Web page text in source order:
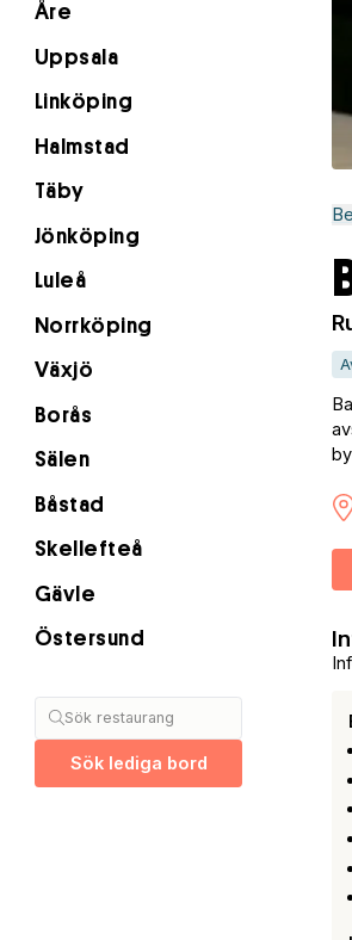
Åre
Uppsala
Linköping
Halmstad
Täby
Jönköping
Luleå
Norrköping
Växjö
Borås
Sälen
Båstad
Skellefteå
Gävle
Östersund
Sök restaurang
Sök lediga bord